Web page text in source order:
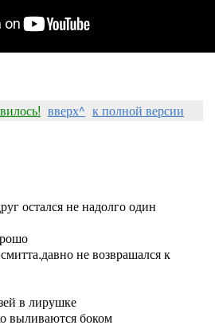
вверх^ к полной версии
остался не надолго один
не возврашался к
в лирушке
выливаются боком